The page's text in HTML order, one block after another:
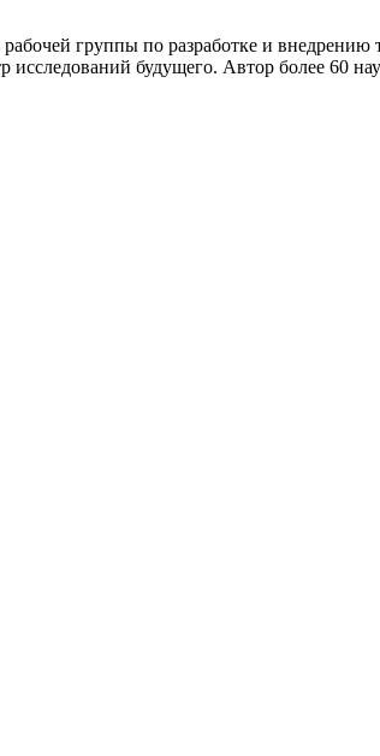
группы по разработке и внедрению
будущего. Автор более 60